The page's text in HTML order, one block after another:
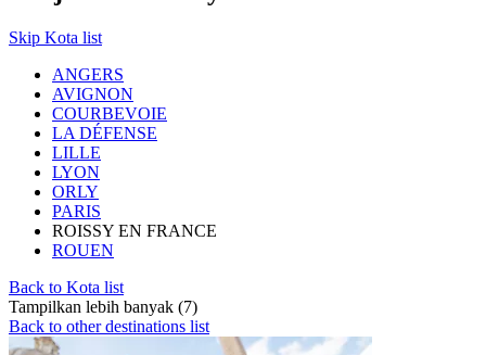
Skip Kota list
ANGERS
AVIGNON
COURBEVOIE
LA DÉFENSE
LILLE
LYON
ORLY
PARIS
ROISSY EN FRANCE
ROUEN
Back to Kota list
Tampilkan lebih banyak (7)
Back to other destinations list